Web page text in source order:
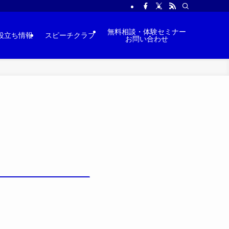
立ち情報 スピーチクラブ
無料相談・体験セミナー
お問い合わせ